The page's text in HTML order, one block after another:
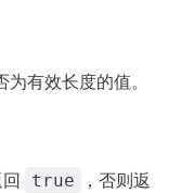
有效长度的值。
true
，否则返